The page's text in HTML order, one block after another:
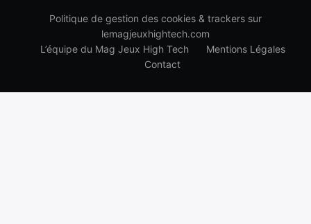
Politique de gestion des cookies & trackers sur
lemagjeuxhightech.com
L’équipe du Mag Jeux High Tech
Mentions Légales
Contact